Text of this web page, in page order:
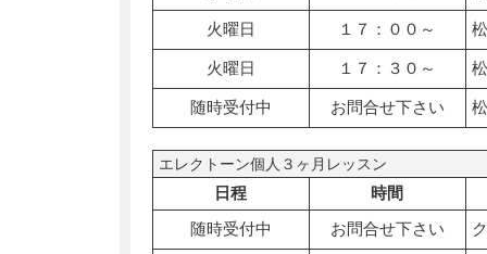
火曜日 １７：００～
火曜日 １７：３０～
随時受付中 お問合せ下さい
エレクトーン個人３ヶ月レッスン
日程
時間
随時受付中
お問合せ下さい